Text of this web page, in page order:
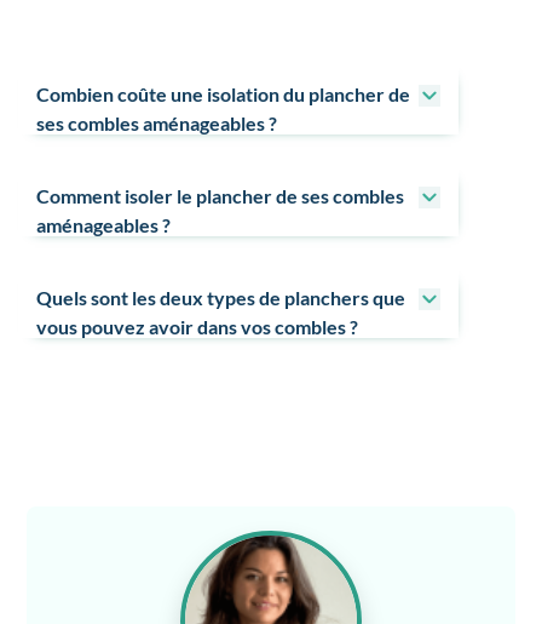
Combien coûte une isolation du plancher de
ses combles aménageables ?
Comment isoler le plancher de ses combles
aménageables ?
Quels sont les deux types de planchers que
vous pouvez avoir dans vos combles ?